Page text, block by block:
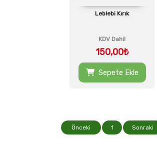
Leblebi Kırık
KDV Dahil
150,00₺
Sepete Ekle
Önceki 1 Sonraki